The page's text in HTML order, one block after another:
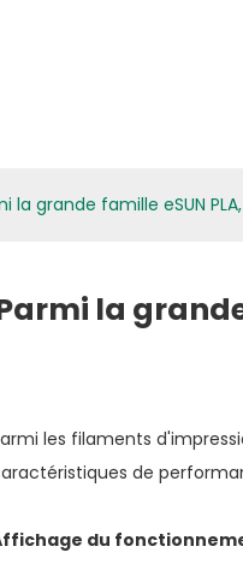
la grande famille eSUN
la
les filaments
de
du